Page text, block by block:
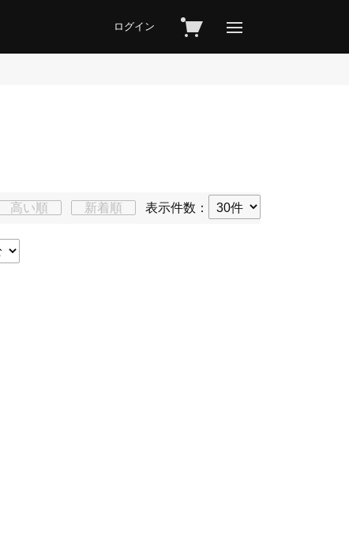
ログイン
高い順 新着順 表示件数：